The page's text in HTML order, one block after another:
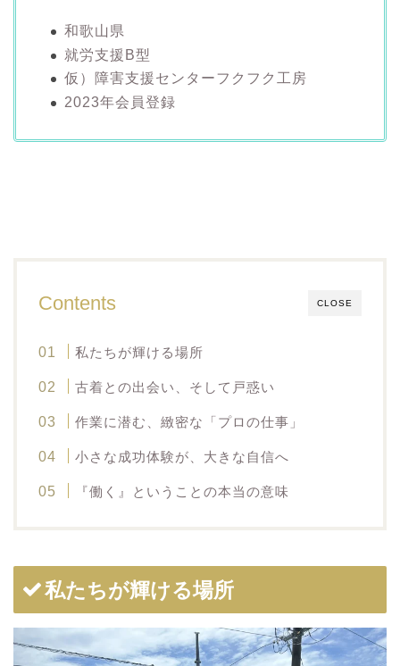
和歌山県
就労支援B型
仮）障害支援センターフクフク工房
2023年会員登録
CLOSE
Contents
私たちが輝ける場所
古着との出会い、そして戸惑い
作業に潜む、緻密な「プロの仕事」
小さな成功体験が、大きな自信へ
『働く』ということの本当の意味
私たちが輝ける場所